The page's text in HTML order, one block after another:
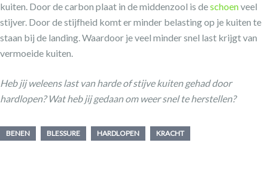
kuiten. Door de carbon plaat in de middenzool is deschoenveel
stijver. Door de stijfheid komt er minder belasting op je kuiten te
staan bij de landing. Waardoor je veel minder snel last krijgt van
vermoeide kuiten.
Heb jij weleens last van harde of stijve kuiten gehad door
hardlopen? Wat heb jij gedaan om weer snel te herstellen?
BENEN BLESSURE HARDLOPEN KRACHT